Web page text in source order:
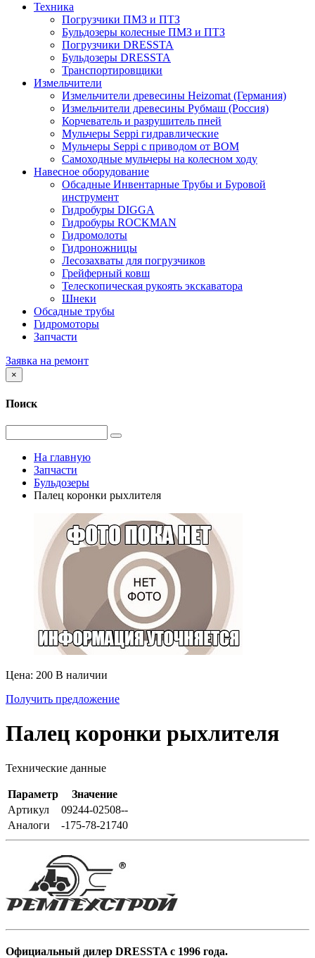
Техника
Погрузчики ПМЗ и ПТЗ
Бульдозеры колесные ПМЗ и ПТЗ
Погрузчики DRESSTA
Бульдозеры DRESSTA
Транспортировщики
Измельчители
Измельчители древесины Heizomat (Германия)
Измельчители древесины Рубмаш (Россия)
Корчеватель и разрушитель пней
Мульчеры Seppi гидравлические
Мульчеры Seppi с приводом от ВОМ
Самоходные мульчеры на колесном ходу
Навесное оборудование
Обсадные Инвентарные Трубы и Буровой
инструмент
Гидробуры DIGGA
Гидробуры ROCKMAN
Гидромолоты
Гидроножницы
Лесозахваты для погрузчиков
Грейферный ковш
Телескопическая рукоять экскаватора
Шнеки
Обсадные трубы
Гидромоторы
Запчасти
Заявка на ремонт
×
Поиск
На главную
Запчасти
Бульдозеры
Палец коронки рыхлителя
Цена: 200 В наличии
Получить предложение
Палец коронки рыхлителя
Технические данные
Параметр
Значение
Артикул
09244-02508--
Аналоги
-175-78-21740
Официальный дилер DRESSTA с 1996 года.